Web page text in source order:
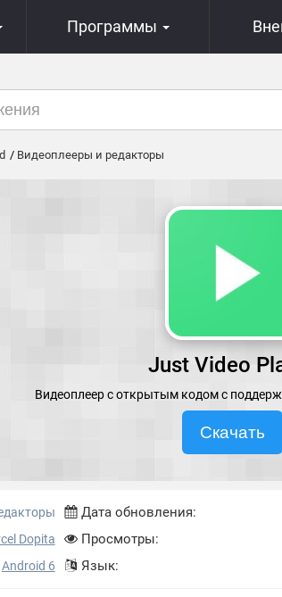
Программы
Видеоплееры и редакторы
Just Video
Видеоплеер с открытым кодом с
Скачать
Dopita
Android 6
Дата обновления:
Просмотры:
Язык: